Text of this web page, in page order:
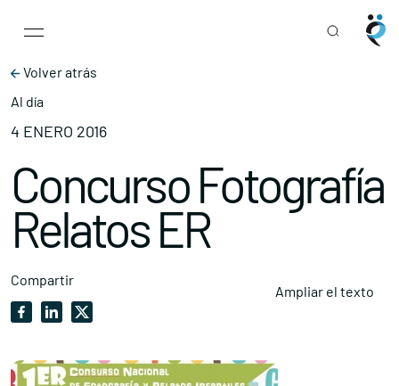
Main Navigation
Volver atrás
Al día
4 ENERO 2016
Concurso Fotografía
Relatos ER
Compartir
Ampliar el texto